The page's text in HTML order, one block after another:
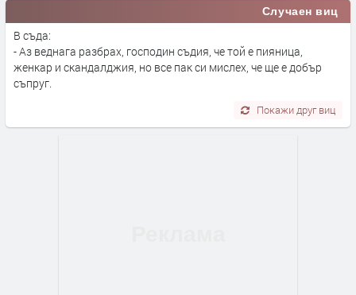
Случаен виц
В съда:
- Аз веднага разбрах, господин съдия, че той е пияница,
женкар и скандалджия, но все пак си мислех, че ще е добър
съпруг.
Покажи друг виц